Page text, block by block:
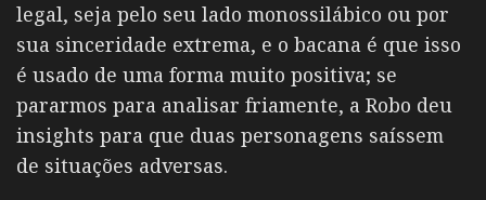
legal, seja pelo seu lado monossilábico ou por
sua sinceridade extrema, e o bacana é que isso
é usado de uma forma muito positiva; se
pararmos para analisar friamente, a Robo deu
insights para que duas personagens saíssem
de situações adversas.